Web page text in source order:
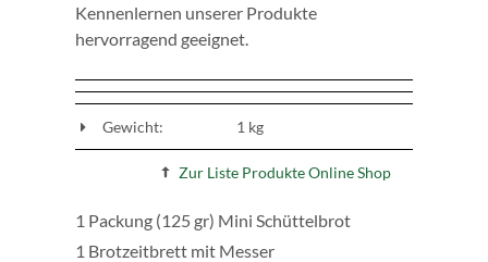
Kennenlernen unserer Produkte
hervorragend geeignet.
Gewicht: 1 kg
Zur Liste Produkte Online Shop
1 Packung (125 gr) Mini Schüttelbrot
1 Brotzeitbrett mit Messer